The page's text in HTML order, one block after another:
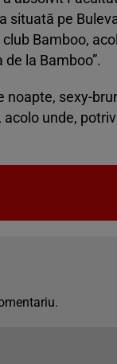
situată pe
Bamboo,
la Bamboo”.
sexy-
unde,